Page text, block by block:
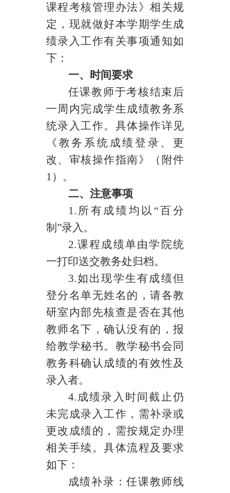
课程考核管理办法》相关规
定，现就做好本学期学生成
绩录入工作有关事项通知如
下：
一、时间要求
任课教师于考核结束后
一周内完成学生成绩教务系
统录入工作。具体操作详见
《教务系统成绩登录、更
改、审核操作指南》（附件
1）。
二、注意事项
1. 所有成绩均以“百分
制”录入。
2.课程成绩单由学院统
一打印送交教务处归档。
3.如出现学生有成绩但
登分名单无姓名的，请各教
研室内部先核查是否在其他
教师名下，确认没有的，报
给教学秘书。教学秘书会同
教务科确认成绩的有效性及
录入者。
4.成绩录入时间截止仍
未完成录入工作，需补录或
更改成绩的，需按规定办理
相关手续。具体流程及要求
如下：
成绩补录：任课教师线